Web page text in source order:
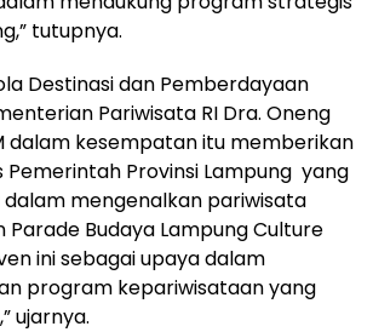
tutupnya.
Destinasi dan Pemberdayaan
Pariwisata RI Dra. Oneng
dalam kesempatan itu memberikan
Pemerintah Provinsi Lampung yang
mengenalkan pariwisata
Parade Budaya Lampung Culture
ini sebagai upaya dalam
program kepariwisataan yang
ujarnya.